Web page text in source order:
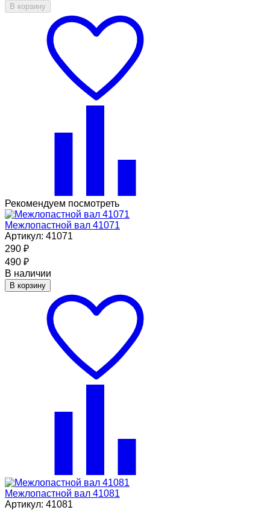
В корзину
Рекомендуем посмотреть
Межлопастной вал 41071
Артикул: 41071
290 ₽
490 ₽
В наличии
В корзину
Межлопастной вал 41081
Артикул: 41081